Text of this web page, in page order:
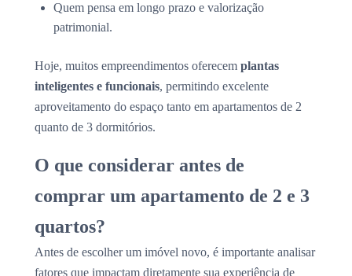
Quem pensa em longo prazo e valorização
patrimonial.
Hoje, muitos empreendimentos oferecem plantas
inteligentes e funcionais, permitindo excelente
aproveitamento do espaço tanto em apartamentos de 2
quanto de 3 dormitórios.
O que considerar antes de
comprar um apartamento de 2 e 3
quartos?
Antes de escolher um imóvel novo, é importante analisar
fatores que impactam diretamente sua experiência de